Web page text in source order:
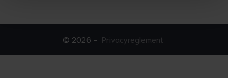
© 2026 - Privacyreglement